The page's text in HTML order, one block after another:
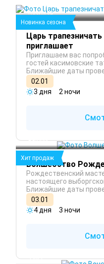
Рязань
Касимов
Новинка сезона
Царь
приглашает
Приглашаем вас
гостей касимовские
Ближайшие даты
02.01
3 дня
2 ночи
Выборг
Хит продаж
Волшебство
Рождественский
настоящего
Ближайшие даты
03.01
4 дня
3 ночи
Тула